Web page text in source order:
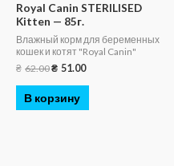
Royal Canin STERILISED
Kitten — 85г.
Влажный корм для беременных
кошек и котят "Royal Canin"
₴ 62.00₴ 51.00
В корзину